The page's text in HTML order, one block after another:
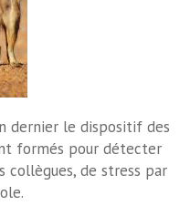
dernier le dispositif des
formés pour détecter
collègues, de stress par